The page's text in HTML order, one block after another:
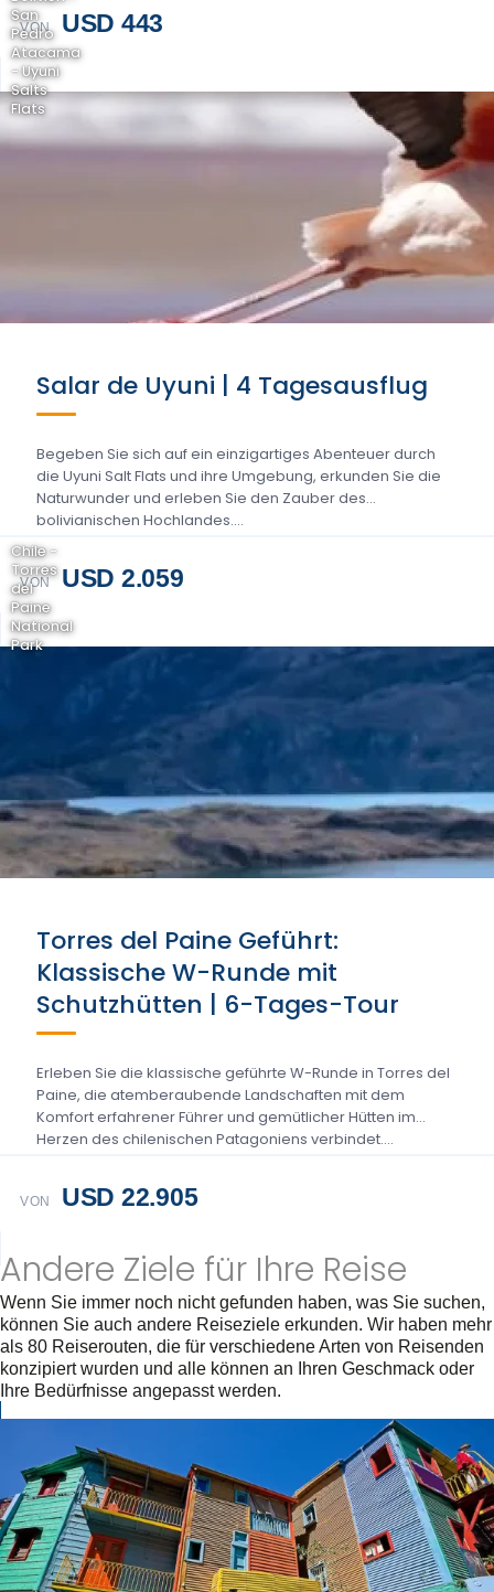
VON USD 443
San
Pedro
Atacama
- Uyuni
Salts
Flats
Salar de Uyuni | 4 Tagesausflug
Begeben Sie sich auf ein einzigartiges Abenteuer durch
die Uyuni Salt Flats und ihre Umgebung, erkunden Sie die
Naturwunder und erleben Sie den Zauber des
bolivianischen Hochlandes....
VON USD 2.059
Chile -
Torres
del
Paine
National
Park
Torres del Paine Geführt:
Klassische W-Runde mit
Schutzhütten | 6-Tages-Tour
Erleben Sie die klassische geführte W-Runde in Torres del
Paine, die atemberaubende Landschaften mit dem
Komfort erfahrener Führer und gemütlicher Hütten im
Herzen des chilenischen Patagoniens verbindet....
VON USD 22.905
Andere Ziele für Ihre Reise
Wenn Sie immer noch nicht gefunden haben, was Sie suchen,
können Sie auch andere Reiseziele erkunden. Wir haben mehr
als 80 Reiserouten, die für verschiedene Arten von Reisenden
konzipiert wurden und alle können an Ihren Geschmack oder
Ihre Bedürfnisse angepasst werden.